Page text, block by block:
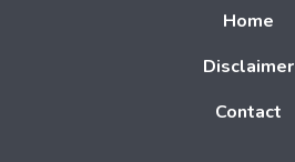
Home
Disclaimer
Contact